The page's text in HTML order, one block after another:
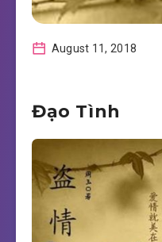
August 11, 2018
Đạo Tình